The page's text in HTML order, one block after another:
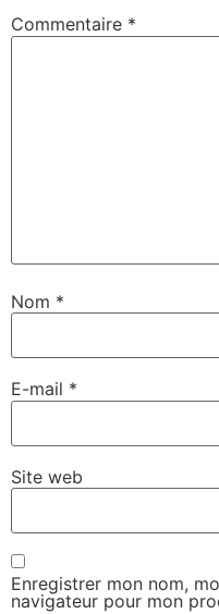
Commentaire *
Nom *
E-mail *
Site web
Enregistrer mon nom,
navigateur pour mon